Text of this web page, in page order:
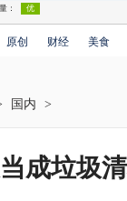
原创 财经 美食
国内 >
成垃圾